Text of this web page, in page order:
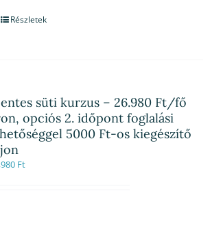
Részletek
süti kurzus – 26.980 Ft/fő
opciós 2. időpont foglalási
5000 Ft-os kiegészítő
Ft